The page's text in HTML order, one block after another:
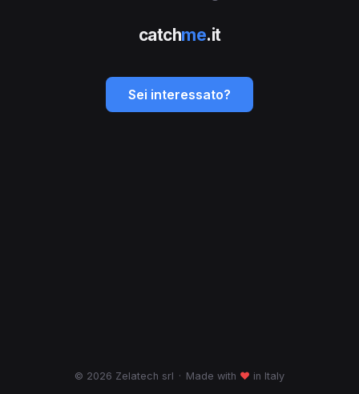
catchme.it
Sei interessato?
© 2026 Zelatech srl · Made with ♥ in Italy